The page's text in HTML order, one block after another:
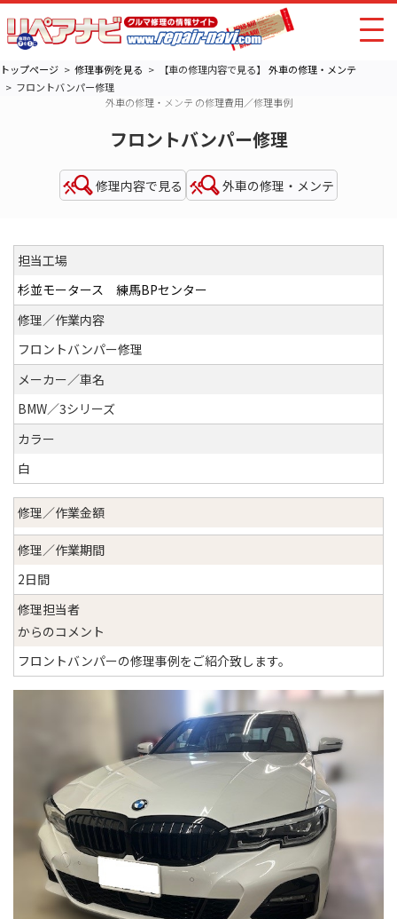
トップページ 修理事例を見る 【車の修理内容で見る】外車の修理・メンテ
フロントバンパー修理
外車の修理・メンテ の修理費用／修理事例
フロントバンパー修理
修理内容で見る 外車の修理・メンテ
担当工場
杉並モータース 練馬BPセンター
修理／作業内容
フロントバンパー修理
メーカー／車名
BMW／3シリーズ
カラー
白
修理／作業金額
修理／作業期間
2日間
修理担当者
からのコメント
フロントバンパーの修理事例をご紹介致します。